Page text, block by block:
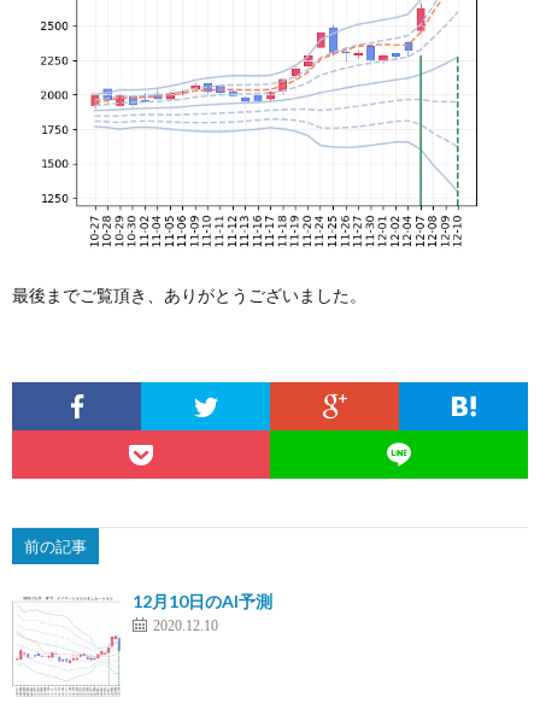
最後までご覧頂き、ありがとうございました。
前の記事
12月10日のAI予測
2020.12.10